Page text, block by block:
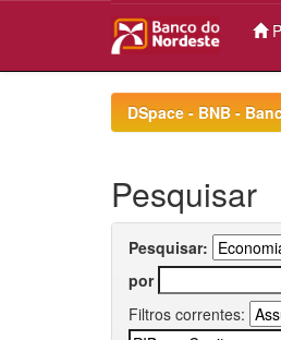
DSpace - BNB -
Pesquisar
Pesquisar:
por
Filtros correntes: